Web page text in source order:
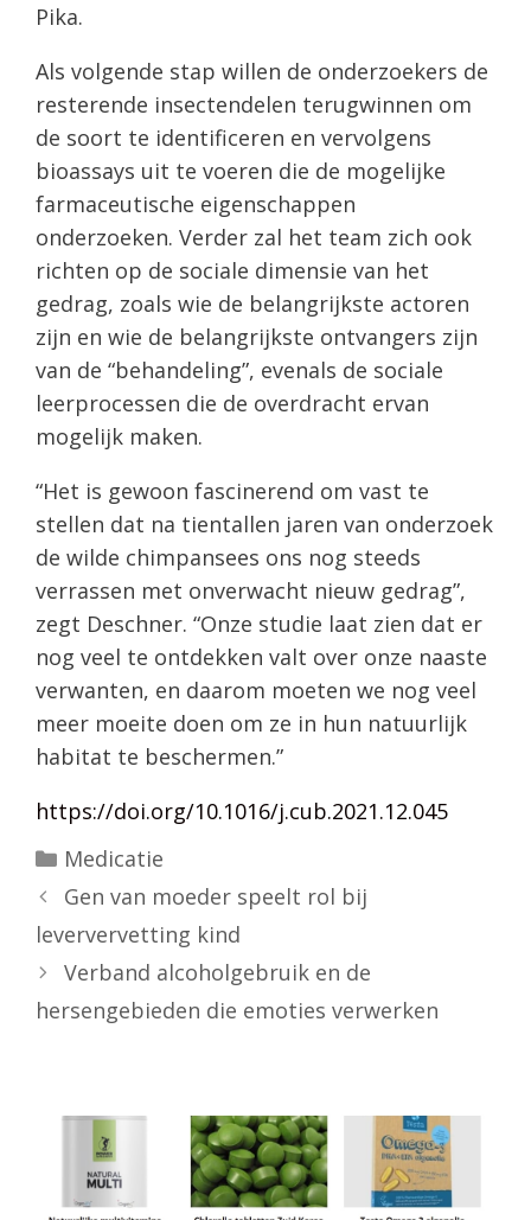
Pika.
Als volgende stap willen de onderzoekers de
resterende insectendelen terugwinnen om
de soort te identificeren en vervolgens
bioassays uit te voeren die de mogelijke
farmaceutische eigenschappen
onderzoeken. Verder zal het team zich ook
richten op de sociale dimensie van het
gedrag, zoals wie de belangrijkste actoren
zijn en wie de belangrijkste ontvangers zijn
van de “behandeling”, evenals de sociale
leerprocessen die de overdracht ervan
mogelijk maken.
“Het is gewoon fascinerend om vast te
stellen dat na tientallen jaren van onderzoek
de wilde chimpansees ons nog steeds
verrassen met onverwacht nieuw gedrag”,
zegt Deschner. “Onze studie laat zien dat er
nog veel te ontdekken valt over onze naaste
verwanten, en daarom moeten we nog veel
meer moeite doen om ze in hun natuurlijk
habitat te beschermen.”
https://doi.org/10.1016/j.cub.2021.12.045
Categorieën
Medicatie
Gen van moeder speelt rol bij
leververvetting kind
Verband alcoholgebruik en de
hersengebieden die emoties verwerken